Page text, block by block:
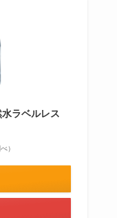
ラベルレス
）